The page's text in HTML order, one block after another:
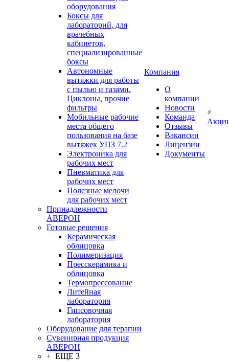
оборудования
Боксы для
лабораторий, для
врачебных
кабинетов,
специализированные
боксы
Автономные
вытяжки для работы
с пылью и газами.
Циклоны, прочие
фильтры
Мобильные рабочие
места общего
пользования на базе
вытяжек УПЗ 7.2
Электроника для
рабочих мест
Пневматика для
рабочих мест
Полезные мелочи
для рабочих мест
Принадлежности
АВЕРОН
Готовые решения
Керамическая
облицовка
Полимеризация
Пресскерамика и
облицовка
Термопрессование
Литейная
лаборатория
Гипсовочная
лаборатория
Оборудование для терапии
Сувенирная продукция
АВЕРОН
+ ЕЩЕ 3
Компания
О
компании
Новости
Команда
Отзывы
Вакансии
Лицензии
Документы